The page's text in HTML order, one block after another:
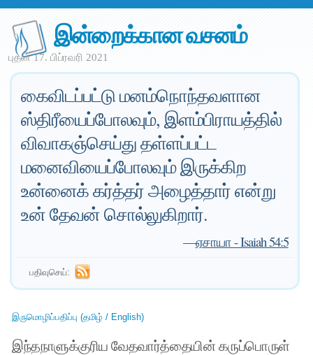
இன்றைக்கான வசனம்
புதன் 17. பிப்ரவரி 2021
கைவிடப்பட்டு மனம்நொந்தவளான
ஸ்திரீயைப்போலவும், இளம்பிராயத்தில்
விவாகஞ்செய்து தள்ளப்பட்ட
மனைவியைப்போலவும் இருக்கிற
உன்னைக் கர்த்தர் அழைத்தார் என்று
உன் தேவன் சொல்லுகிறார்.
—ஏசாயா - Isaiah 54:5
பதிவுசெய்:
இருமொழிப்பதிப்பு (தமிழ் / English)
இந்தநாளுக்குரிய வேதவார்த்தையின் கருப்பொருள்